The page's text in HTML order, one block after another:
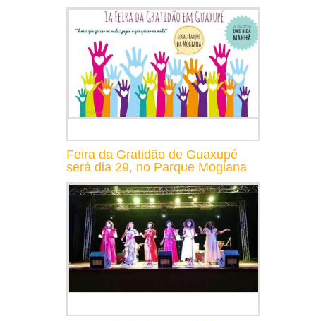
Feira da Gratidão de Guaxupé
será dia 29, no Parque Mogiana